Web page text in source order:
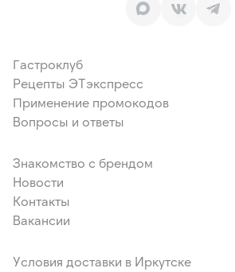
Гастроклуб
Рецепты ЭТэкспресс
Применение промокодов
Вопросы и ответы
Знакомство с брендом
Новости
Контакты
Вакансии
Условия доставки в Иркутске